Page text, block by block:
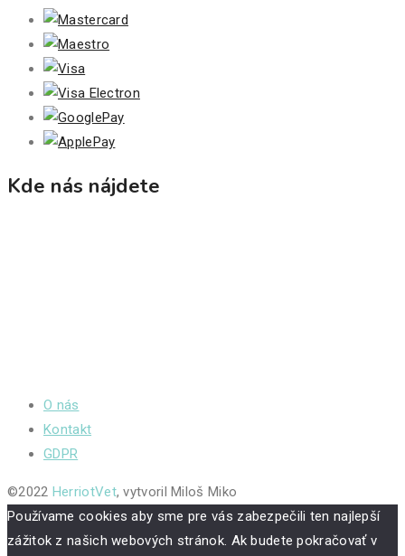
Kde nás nájdete
O nás
Kontakt
GDPR
©2022 HerriotVet, vytvoril Miloš Miko
Používame cookies aby sme pre vás zabezpečili ten najlepší
zážitok z našich webových stránok. Ak budete pokračovať v